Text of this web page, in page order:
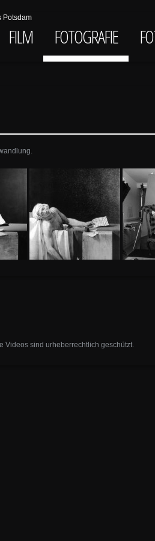
FILM FOTOGRAFIE
Videos sind urheberrechtlich geschützt.